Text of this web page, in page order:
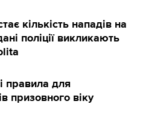
кількість нападів на
поліції викликають
правила для
призовного віку